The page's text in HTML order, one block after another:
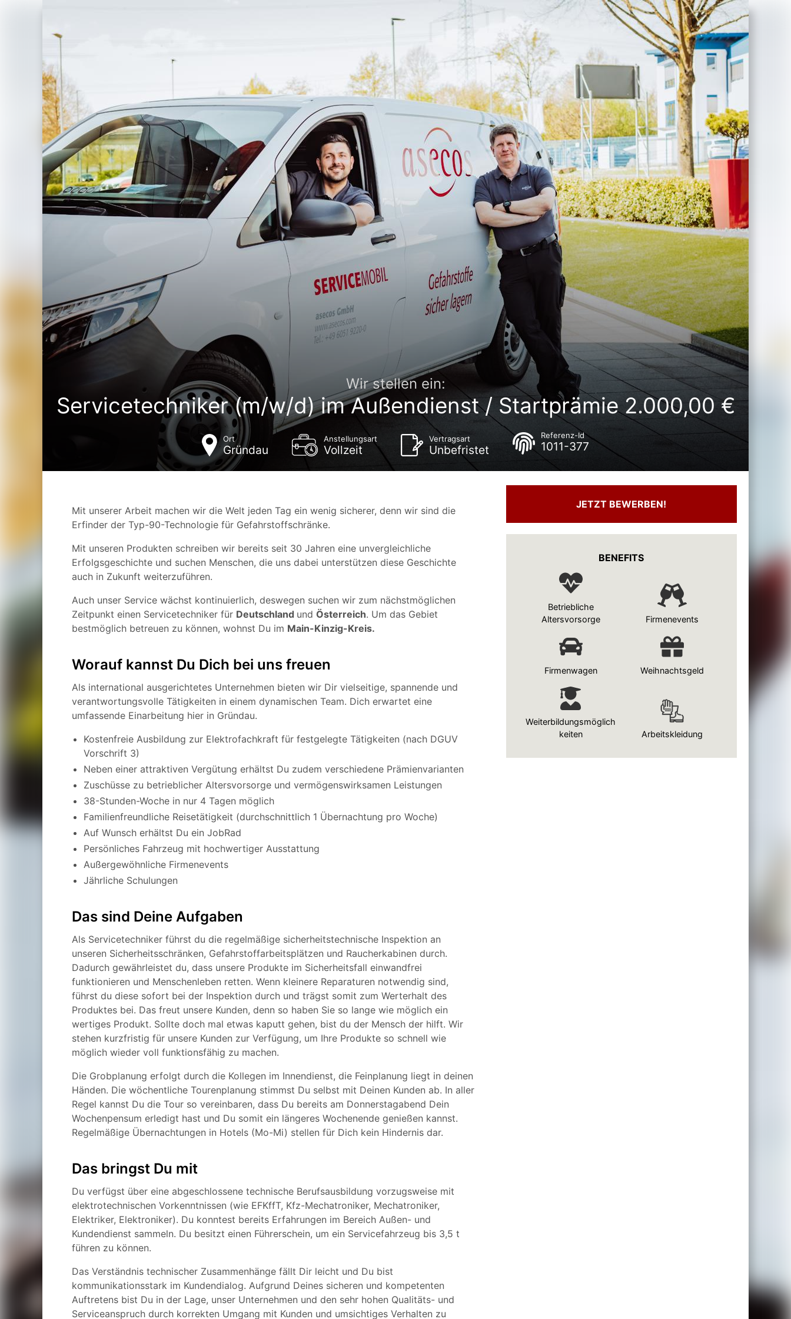
Wir stellen ein:
Servicetechniker (m/w/d) im Außendienst / Startprämie 2.000,00 €
Ort
Gründau
Anstellungsart
Vollzeit
Vertragsart
Unbefristet
Referenz-Id
1011-377
Mit unserer Arbeit machen wir die Welt jeden Tag ein wenig sicherer, denn wir sind die
Erfinder der Typ-90-Technologie für Gefahrstoffschränke.
Mit unseren Produkten schreiben wir bereits seit 30 Jahren eine unvergleichliche
Erfolgsgeschichte und suchen Menschen, die uns dabei unterstützen diese Geschichte
auch in Zukunft weiterzuführen.
Auch unser Service wächst kontinuierlich, deswegen suchen wir zum nächstmöglichen
Zeitpunkt einen Servicetechniker für Deutschland und Österreich. Um das Gebiet
bestmöglich betreuen zu können, wohnst Du im Main-Kinzig-Kreis.
Worauf kannst Du Dich bei uns freuen
Als international ausgerichtetes Unternehmen bieten wir Dir vielseitige, spannende und
verantwortungsvolle Tätigkeiten in einem dynamischen Team. Dich erwartet eine
umfassende Einarbeitung hier in Gründau.
Kostenfreie Ausbildung zur Elektrofachkraft für festgelegte Tätigkeiten (nach DGUV
Vorschrift 3)
Neben einer attraktiven Vergütung erhältst Du zudem verschiedene Prämienvarianten
Zuschüsse zu betrieblicher Altersvorsorge und vermögenswirksamen Leistungen
38-Stunden-Woche in nur 4 Tagen möglich
Familienfreundliche Reisetätigkeit (durchschnittlich 1 Übernachtung pro Woche)
Auf Wunsch erhältst Du ein JobRad
Persönliches Fahrzeug mit hochwertiger Ausstattung
Außergewöhnliche Firmenevents
Jährliche Schulungen
Das sind Deine Aufgaben
Als Servicetechniker führst du die regelmäßige sicherheitstechnische Inspektion an
unseren Sicherheitsschränken, Gefahrstoffarbeitsplätzen und Raucherkabinen durch.
Dadurch gewährleistet du, dass unsere Produkte im Sicherheitsfall einwandfrei
funktionieren und Menschenleben retten. Wenn kleinere Reparaturen notwendig sind,
führst du diese sofort bei der Inspektion durch und trägst somit zum Werterhalt des
Produktes bei. Das freut unsere Kunden, denn so haben Sie so lange wie möglich ein
wertiges Produkt. Sollte doch mal etwas kaputt gehen, bist du der Mensch der hilft. Wir
stehen kurzfristig für unsere Kunden zur Verfügung, um Ihre Produkte so schnell wie
möglich wieder voll funktionsfähig zu machen.
Die Grobplanung erfolgt durch die Kollegen im Innendienst, die Feinplanung liegt in deinen
Händen. Die wöchentliche Tourenplanung stimmst Du selbst mit Deinen Kunden ab. In aller
Regel kannst Du die Tour so vereinbaren, dass Du bereits am Donnerstagabend Dein
Wochenpensum erledigt hast und Du somit ein längeres Wochenende genießen kannst.
Regelmäßige Übernachtungen in Hotels (Mo-Mi) stellen für Dich kein Hindernis dar.
Das bringst Du mit
Du verfügst über eine abgeschlossene technische Berufsausbildung vorzugsweise mit
elektrotechnischen Vorkenntnissen (wie EFKffT, Kfz-Mechatroniker, Mechatroniker,
Elektriker, Elektroniker). Du konntest bereits Erfahrungen im Bereich Außen- und
Kundendienst sammeln. Du besitzt einen Führerschein, um ein Servicefahrzeug bis 3,5 t
führen zu können.
Das Verständnis technischer Zusammenhänge fällt Dir leicht und Du bist
kommunikationsstark im Kundendialog. Aufgrund Deines sicheren und kompetenten
Auftretens bist Du in der Lage, unser Unternehmen und den sehr hohen Qualitäts- und
Serviceanspruch durch korrekten Umgang mit Kunden und umsichtiges Verhalten zu
JETZT BEWERBEN!
BENEFITS
Betriebliche
Altersvorsorge
Firmenevents
Firmenwagen Weihnachtsgeld
Weiterbildungsmöglich
keiten
Arbeitskleidung